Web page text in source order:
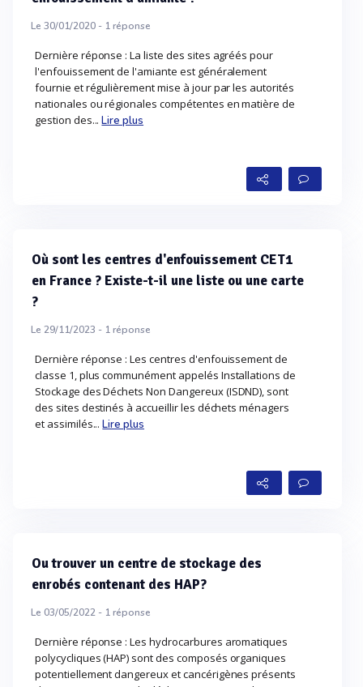
Le 30/01/2020 - 1réponse
Dernière réponse : La liste des sites agréés pour
l'enfouissement de l'amiante est généralement
fournie et régulièrement mise à jour par les autorités
nationales ou régionales compétentes en matière de
gestion des...Lire plus
Où sont les centres d'enfouissement CET1
en France ? Existe-t-il une liste ou une carte
?
Le 29/11/2023 - 1réponse
Dernière réponse : Les centres d'enfouissement de
classe 1, plus communément appelés Installations de
Stockage des Déchets Non Dangereux (ISDND), sont
des sites destinés à accueillir les déchets ménagers
et assimilés...Lire plus
Ou trouver un centre de stockage des
enrobés contenant des HAP?
Le 03/05/2022 - 1réponse
Dernière réponse : Les hydrocarbures aromatiques
polycycliques (HAP) sont des composés organiques
potentiellement dangereux et cancérigènes présents